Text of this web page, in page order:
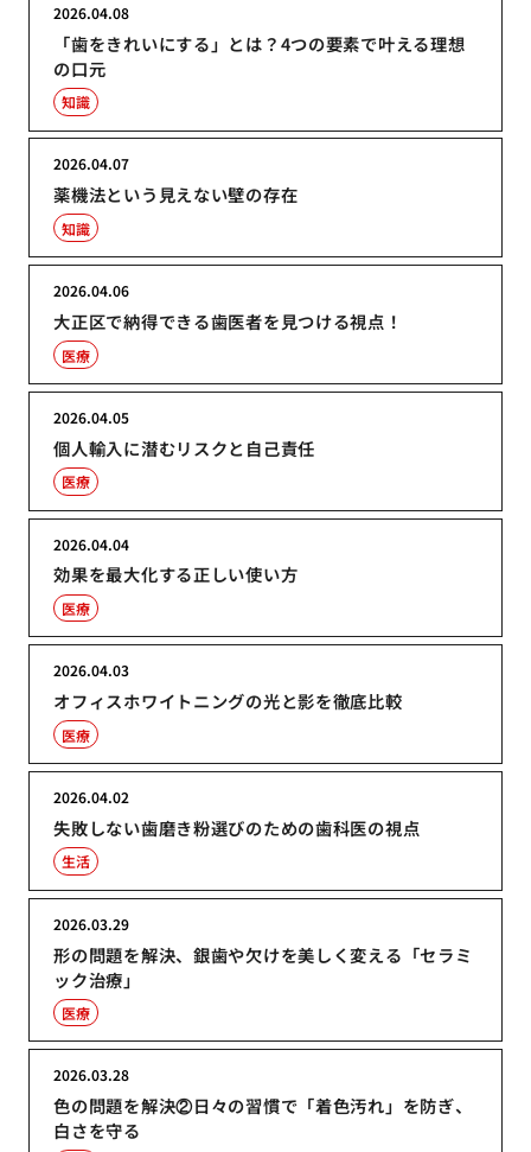
「歯をきれいにする」とは？4つの要素で叶える理想
の口元
2026.04.08
知識
薬機法という見えない壁の存在
2026.04.07
知識
大正区で納得できる歯医者を見つける視点！
2026.04.06
医療
個人輸入に潜むリスクと自己責任
2026.04.05
医療
効果を最大化する正しい使い方
2026.04.04
医療
オフィスホワイトニングの光と影を徹底比較
2026.04.03
医療
失敗しない歯磨き粉選びのための歯科医の視点
2026.04.02
生活
形の問題を解決、銀歯や欠けを美しく変える「セラミ
ック治療」
2026.03.29
医療
色の問題を解決②日々の習慣で「着色汚れ」を防ぎ、
白さを守る
2026.03.28